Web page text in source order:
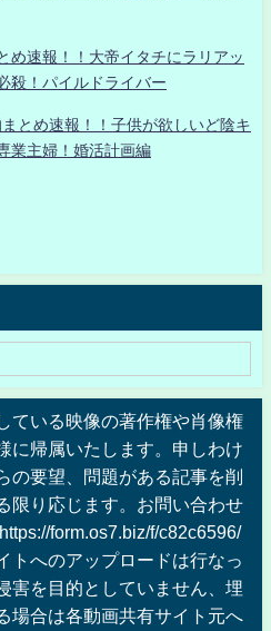
め速報！！大帝イタチにラリアッ
殺！パイルドライバー
とめ速報！！子供が欲しいど陰キ
業主婦！婚活計画編
ている映像の著作権や肖像権
に帰属いたします。申しわけ
の要望、問題がある記事を削
限り応じます。お問い合わせ
form.os7.biz/f/c82c6596/
トへのアップロードは行なっ
害を目的としていません、埋
場合は各動画共有サイト元へ